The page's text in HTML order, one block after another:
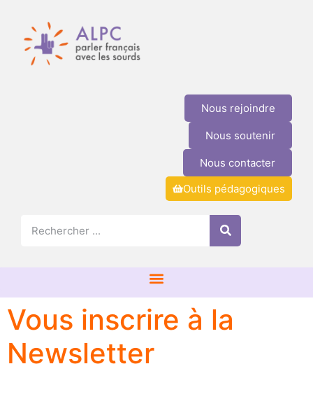
Nous rejoindre
Nous soutenir
Nous contacter
Outils pédagogiques
Vous inscrire à la
Newsletter